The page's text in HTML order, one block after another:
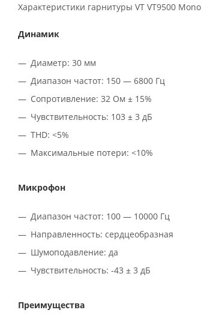
Характеристики гарнитуры VT VT9500 Mono
Динамик
Диаметр: 30 мм
Диапазон частот: 150 — 6800 Гц
Сопротивление: 32 Ом ± 15%
Чувствительность: 103 ± 3 дБ
THD: <5%
Максимальные потери: <10%
Микрофон
Диапазон частот: 100 — 10000 Гц
Направленность: сердцеобразная
Шумоподавление: да
Чувствительность: -43 ± 3 дБ
Преимущества